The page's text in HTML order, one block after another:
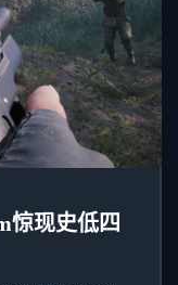
惊现史低四